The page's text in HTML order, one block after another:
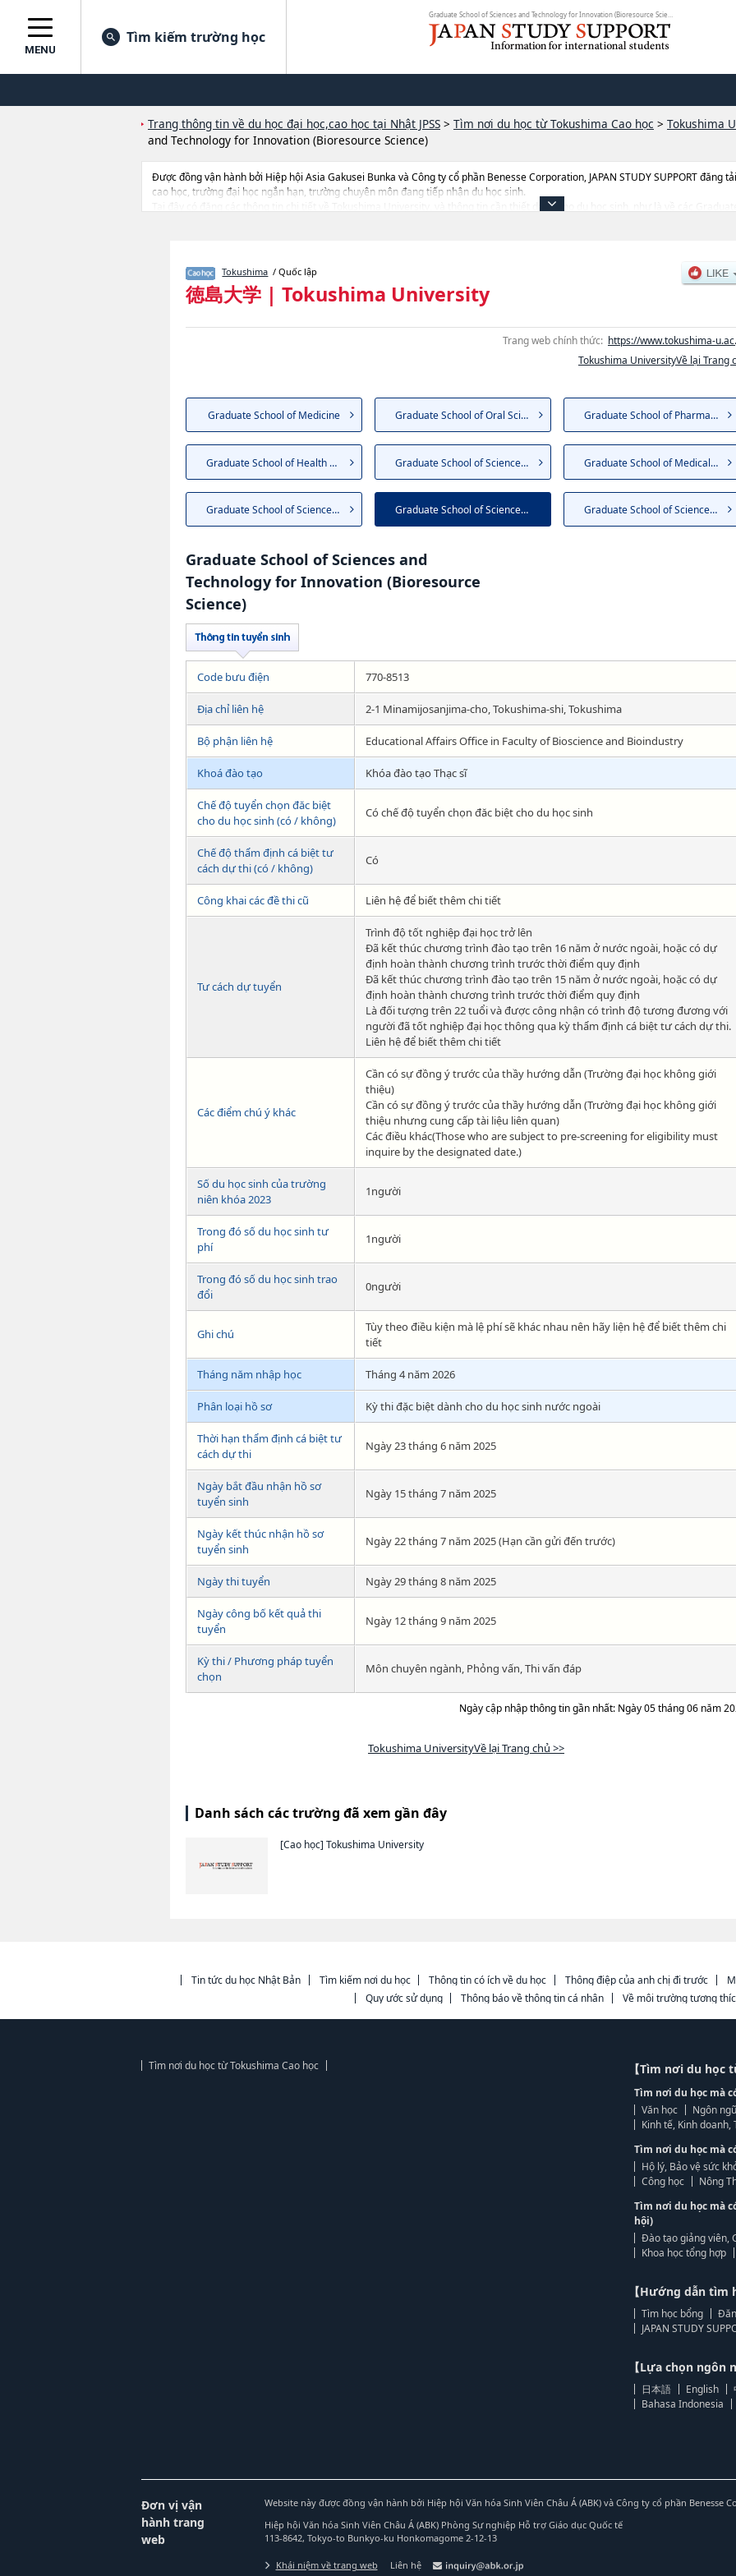
MENU
Tìm kiếm trường học
Trang thông tin về du học đại học,cao học tại Nhật JPSS > Tìm nơi du học từ Tokushima Cao học > Tokushima
and Technology for Innovation (Bioresource Science)
Được đồng vận hành bởi Hiệp hội Asia Gakusei Bunka và Công ty cổ phần Benesse Corporation, JAPAN STUDY SUPPORT đăng
cao học, trường đại học ngắn hạn, trường chuyên môn đang tiếp nhận du học sinh.
Tại đây có đăng các thông tin chi tiết về Tokushima University, và thông tin cần thiết dành cho du học sinh, như là về các
and Technology for Innovation), thông tin về từng khoa nghiên cứu, thông tin liên quan đến thi tuyển như số lượng tuyển sinh,
dẫn địa điểm v.v...
Tokushima / Quốc lập
徳島大学 | Tokushima University
Trang web chính thức: https://www.tokushima-
Tokushima UniversityVề lại Trang
Graduate School of Medicine Graduate School of Oral Sciences Graduate School of Pharmaceut...
Graduate School of Health Sci... Graduate School of Sciences a... Graduate School of Medical Nu...
Graduate School of Sciences a... Graduate School of Sciences a... Graduate School of Sciences a...
Graduate School of Sciences and
Technology for Innovation (Bioresource
Science)
Code bưu điện 770-8513
Địa chỉ liên hệ 2-1 Minamijosanjima-cho, Tokushima-shi, Tokushima
Bộ phận liên hệ Educational Affairs Office in Faculty of Bioscience and Bioindustry
Khoá đào tạo Khóa đào tạo Thạc sĩ
Chế độ tuyển chọn đăc biệt
cho du học sinh (có / không)
Có chế độ tuyển chọn đăc biệt cho du học sinh
Chế độ thẩm định cá biệt tư
cách dự thi (có / không)
Có
Công khai các đề thi cũ Liên hệ để biết thêm chi tiết
Tư cách dự tuyển
Trình độ tốt nghiệp đại học trở lên
Đã kết thúc chương trình đào tạo trên 16 năm ở nước ngoài, hoặc có dự
định hoàn thành chương trình trước thời điểm quy định
Đã kết thúc chương trình đào tạo trên 15 năm ở nước ngoài, hoặc có dự
định hoàn thành chương trình trước thời điểm quy định
Là đối tượng trên 22 tuổi và được công nhận có trình độ tương đương với
người đã tốt nghiệp đại học thông qua kỳ thẩm định cá biệt tư cách dự thi.
Liên hệ để biết thêm chi tiết
Các điểm chú ý khác
Cần có sự đồng ý trước của thầy hướng dẫn (Trường đại học không giới
thiệu)
Cần có sự đồng ý trước của thầy hướng dẫn (Trường đại học không giới
thiệu nhưng cung cấp tài liệu liên quan)
Các điều khác(Those who are subject to pre-screening for eligibility must
inquire by the designated date.)
Số du học sinh của trường
niên khóa 2023
1người
Trong đó số du học sinh tư
phí
1người
Trong đó số du học sinh trao
đổi
0người
Ghi chú
Tùy theo điều kiện mà lệ phí sẽ khác nhau nên hãy liện hệ để biết thêm chi
tiết
Tháng năm nhập học Tháng 4 năm 2026
Phân loại hồ sơ Kỳ thi đặc biệt dành cho du học sinh nước ngoài
Thời hạn thẩm định cá biệt tư
cách dự thi
Ngày 23 tháng 6 năm 2025
Ngày bắt đầu nhận hồ sơ
tuyển sinh
Ngày 15 tháng 7 năm 2025
Ngày kết thúc nhận hồ sơ
tuyển sinh
Ngày 22 tháng 7 năm 2025 (Hạn cần gửi đến trước)
Ngày thi tuyển Ngày 29 tháng 8 năm 2025
Ngày công bố kết quả thi
tuyển
Ngày 12 tháng 9 năm 2025
Kỳ thi / Phương pháp tuyển
chọn
Môn chuyên ngành, Phỏng vấn, Thi vấn đáp
Ngày cập nhập thông tin gần nhất: Ngày 05 tháng 06 năm
Tokushima UniversityVề lại Trang chủ >>
Danh sách các trường đã xem gần đây
[Cao học] Tokushima University
Tin tức du học Nhật Bản Tìm kiếm nơi du học Thông tin có ích về du học Thông điệp của anh chị đi trước
Quy ước sử dụng
Thông báo về thông tin cá nhân Về môi trường tương
Tìm nơi du học từ Tokushima Cao học 【Tìm nơi du học
Tìm nơi du học mà
Văn học
Ngôn
Kinh tế, Kinh
Tìm nơi du học mà
Hộ lý, Bảo vệ sức
Công học
Nông
Tìm nơi du học mà
hội)
Đào tạo giảng viên,
Khoa học tổng hợp
【Hướng dẫn tìm
Tìm học bổng
JAPAN STUDY
【Lựa chọn ngôn
日本語 English
Bahasa Indonesia
Đơn vị vận
hành trang
web
Website này được đồng vận hành bởi Hiệp hội Văn hóa Sinh Viên Châu Á (ABK) và Công ty cổ phần Benesse
Hiệp hội Văn hóa Sinh Viên Châu Á (ABK) Phòng Sự nghiệp Hỗ trợ Giáo dục Quốc tế
113-8642, Tokyo-to Bunkyo-ku Honkomagome 2-12-13
Khái niệm về trang web Liên hệ